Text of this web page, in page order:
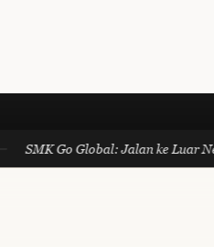
SMK Go Global: Jalan ke Luar